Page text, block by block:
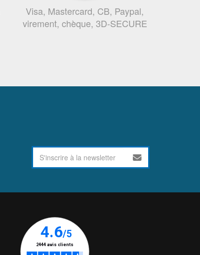
Visa, Mastercard, CB, Paypal,
virement, chèque, 3D-SECURE